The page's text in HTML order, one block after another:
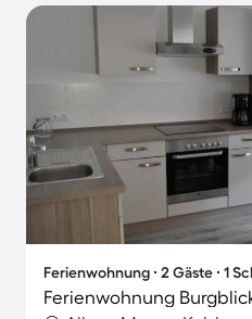
Ferienwohnung ∙ 2 Gäste ∙ 1
Ferienwohnung